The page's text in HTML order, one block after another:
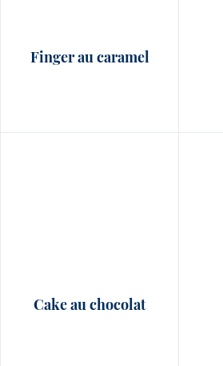
Finger au caramel
Cake au chocolat